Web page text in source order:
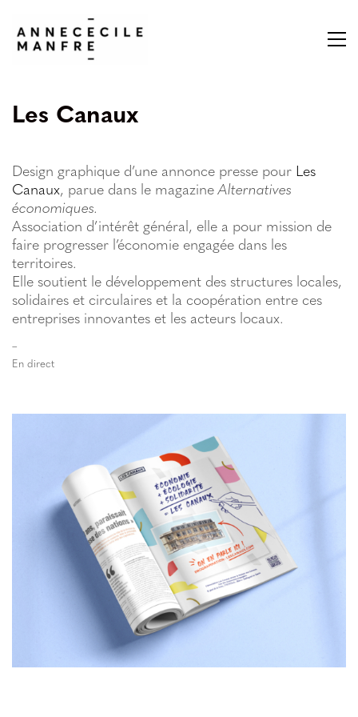
Les Canaux
Design graphique d’une annonce presse pour Les
Canaux, parue dans le magazineAlternatives
économiques.
Association d’intérêt général, elle a pour mission de
faire progresser l’économie engagée dans les
territoires.
Elle soutient le développement des structures locales,
solidaires et circulaires et la coopération entre ces
entreprises innovantes et les acteurs locaux.
–
En direct